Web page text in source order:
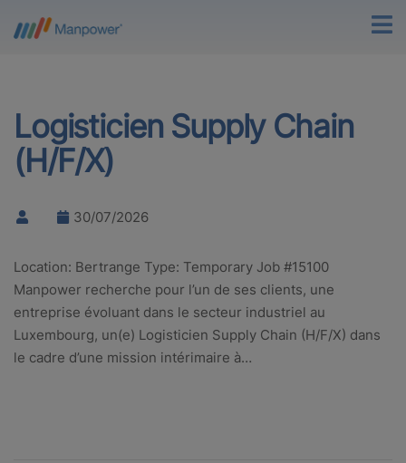
Logisticien Supply Chain
(H/F/X)
30/07/2026
Location: Bertrange Type: Temporary Job #15100
Manpower recherche pour l’un de ses clients, une
entreprise évoluant dans le secteur industriel au
Luxembourg, un(e) Logisticien Supply Chain (H/F/X) dans
le cadre d’une mission intérimaire à…